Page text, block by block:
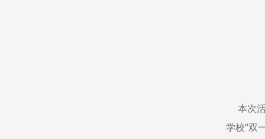
本次
学校“双